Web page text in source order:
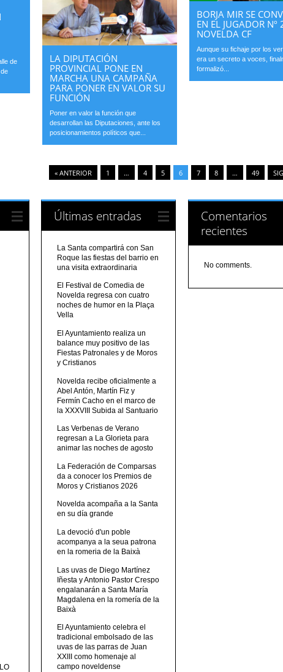
BORJA MIR SE
EN EL JUGADOR Nº
NOVELDA CF
Aunque su fichaje por los
era un secreto a voces,
formalizó...
de
LA DIPUTACIÓN
PROVINCIAL PONE EN
MARCHA UNA CAMPAÑA
PARA PONER EN VALOR SU
FUNCIÓN
Poner en valor la función que
desarrollan las Diputaciones, ante los
posicionamientos políticos que...
« ANTERIOR 1 … 4 5 6 7 8 … 49
Últimas entradas
La Santa compartirá con San
Roque las fiestas del barrio en
una visita extraordinaria
El Festival de Comedia de
Novelda regresa con cuatro
noches de humor en la Plaça
Vella
El Ayuntamiento realiza un
balance muy positivo de las
Fiestas Patronales y de Moros
y Cristianos
Novelda recibe oficialmente a
Abel Antón, Martín Fiz y
Fermín Cacho en el marco de
la XXXVIII Subida al Santuario
Las Verbenas de Verano
regresan a La Glorieta para
animar las noches de agosto
La Federación de Comparsas
da a conocer los Premios de
Moros y Cristianos 2026
Novelda acompaña a la Santa
en su día grande
La devoció d'un poble
acompanya a la seua patrona
en la romeria de la Baixà
Las uvas de Diego Martínez
Iñesta y Antonio Pastor Crespo
engalanarán a Santa María
Magdalena en la romería de la
Baixà
El Ayuntamiento celebra el
tradicional embolsado de las
uvas de las parras de Juan
XXIII como homenaje al
campo noveldense
Comentarios
recientes
No comments.